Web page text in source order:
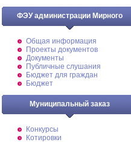
ФЭУ администрации Мирного
Общая информация
Проекты документов
Документы
Публичные слушания
Бюджет для граждан
Бюджет
Муниципальный заказ
Конкурсы
Котировки